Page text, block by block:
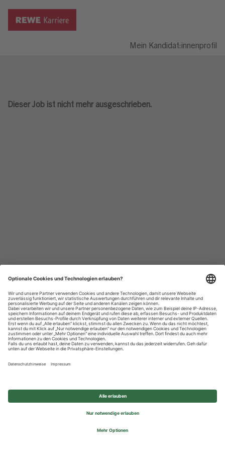
Mein Kandidat:innenprofil
Dieser Job ist nicht mehr ausgeschrieben.
Datenschutzhinweise
Impressum
Privatsphäre-Einstellungen
© 2026 REWE Group - All rights reserved